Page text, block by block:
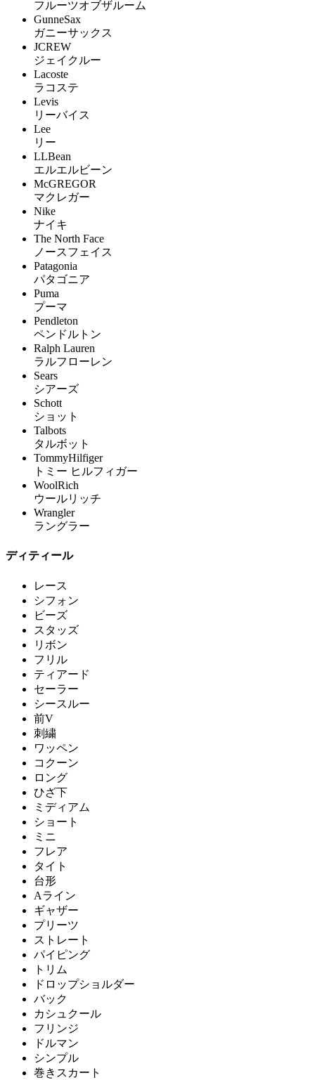
フルーツオブザルーム
GunneSax
ガニーサックス
JCREW
ジェイクルー
Lacoste
ラコステ
Levis
リーバイス
Lee
リー
LLBean
エルエルビーン
McGREGOR
マクレガー
Nike
ナイキ
The North Face
ノースフェイス
Patagonia
パタゴニア
Puma
プーマ
Pendleton
ペンドルトン
Ralph Lauren
ラルフローレン
Sears
シアーズ
Schott
ショット
Talbots
タルボット
TommyHilfiger
トミー ヒルフィガー
WoolRich
ウールリッチ
Wrangler
ラングラー
ディティール
レース
シフォン
ビーズ
スタッズ
リボン
フリル
ティアード
セーラー
シースルー
前V
刺繍
ワッペン
コクーン
ロング
ひざ下
ミディアム
ショート
ミニ
フレア
タイト
台形
Aライン
ギャザー
プリーツ
ストレート
パイピング
トリム
ドロップショルダー
バック
カシュクール
フリンジ
ドルマン
シンプル
巻きスカート